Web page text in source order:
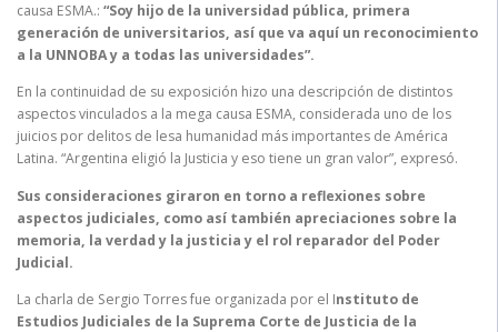
causa ESMA.: “Soy hijo de la universidad pública, primera
generación de universitarios, así que va aquí un reconocimiento
a la UNNOBA y a todas las universidades”.
En la continuidad de su exposición hizo una descripción de distintos
aspectos vinculados a la mega causa ESMA, considerada uno de los
juicios por delitos de lesa humanidad más importantes de América
Latina. “Argentina eligió la Justicia y eso tiene un gran valor”, expresó.
Sus consideraciones giraron en torno a reflexiones sobre
aspectos judiciales, como así también apreciaciones sobre la
memoria, la verdad y la justicia y el rol reparador del Poder
Judicial.
La charla de Sergio Torres fue organizada por el Instituto de
Estudios Judiciales de la Suprema Corte de Justicia de la